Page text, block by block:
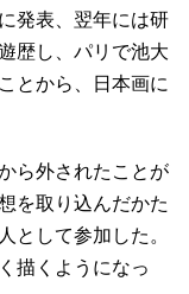
発表、翌年には研
歴し、パリで池大
とから、日本画に
ら外されたことが
を取り込んだかた
として参加した。
描くようになっ